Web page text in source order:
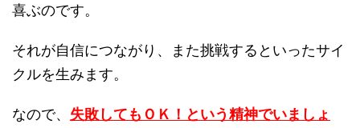
喜ぶのです。
それが自信につながり、また挑戦するといったサイ
クルを生みます。
なので、 失敗してもＯＫ！という精神でいましょ